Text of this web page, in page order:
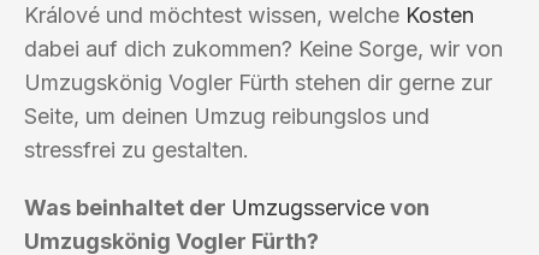
Králové und möchtest wissen, welche Kosten
dabei auf dich zukommen? Keine Sorge, wir von
Umzugskönig Vogler Fürth stehen dir gerne zur
Seite, um deinen Umzug reibungslos und
stressfrei zu gestalten.
Was beinhaltet der Umzugsservicevon
Umzugskönig Vogler Fürth?